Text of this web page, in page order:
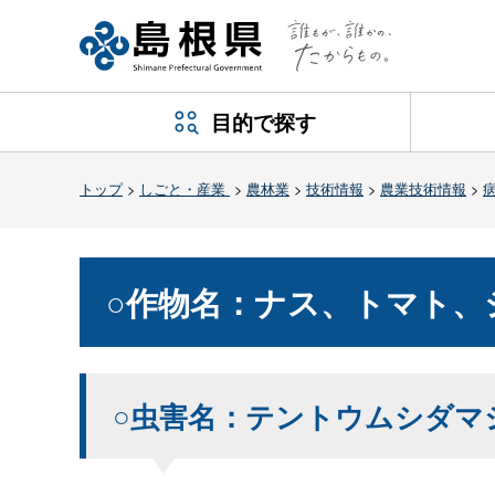
目的で探す
トップ> しごと・産業 > 農林業 > 技術情報 > 農業技術情報 >
○作物名：ナス、トマト
○虫害名：テントウムシダマ